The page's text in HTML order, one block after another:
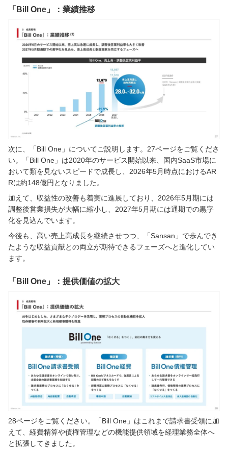
「Bill One」：業績推移
次に、「Bill One」についてご説明します。27ページをご覧くださ
い。「Bill One」は2020年のサービス開始以来、国内SaaS市場に
おいて類を見ないスピードで成長し、2026年5月時点におけるAR
Rは約148億円となりました。
加えて、収益性の改善も着実に進展しており、2026年5月期には
調整後営業損失が大幅に縮小し、2027年5月期には通期での黒字
化を見込んでいます。
今後も、高い売上高成長を継続させつつ、「Sansan」で歩んでき
たような収益貢献との両立が期待できるフェーズへと進化してい
ます。
「Bill One」：提供価値の拡大
28ページをご覧ください。「Bill One」はこれまで請求書受領に加
えて、経費精算や債権管理などの機能提供領域を経理業務全体へ
と拡張してきました。